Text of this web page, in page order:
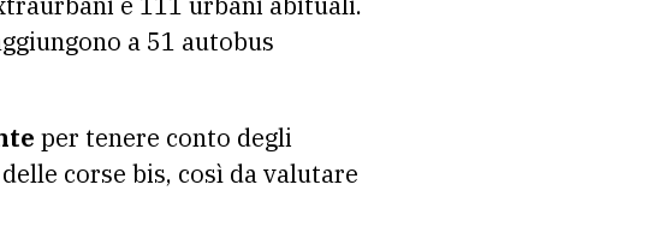
a 51 autobus
per tenere conto degli
corse bis, così da valutare